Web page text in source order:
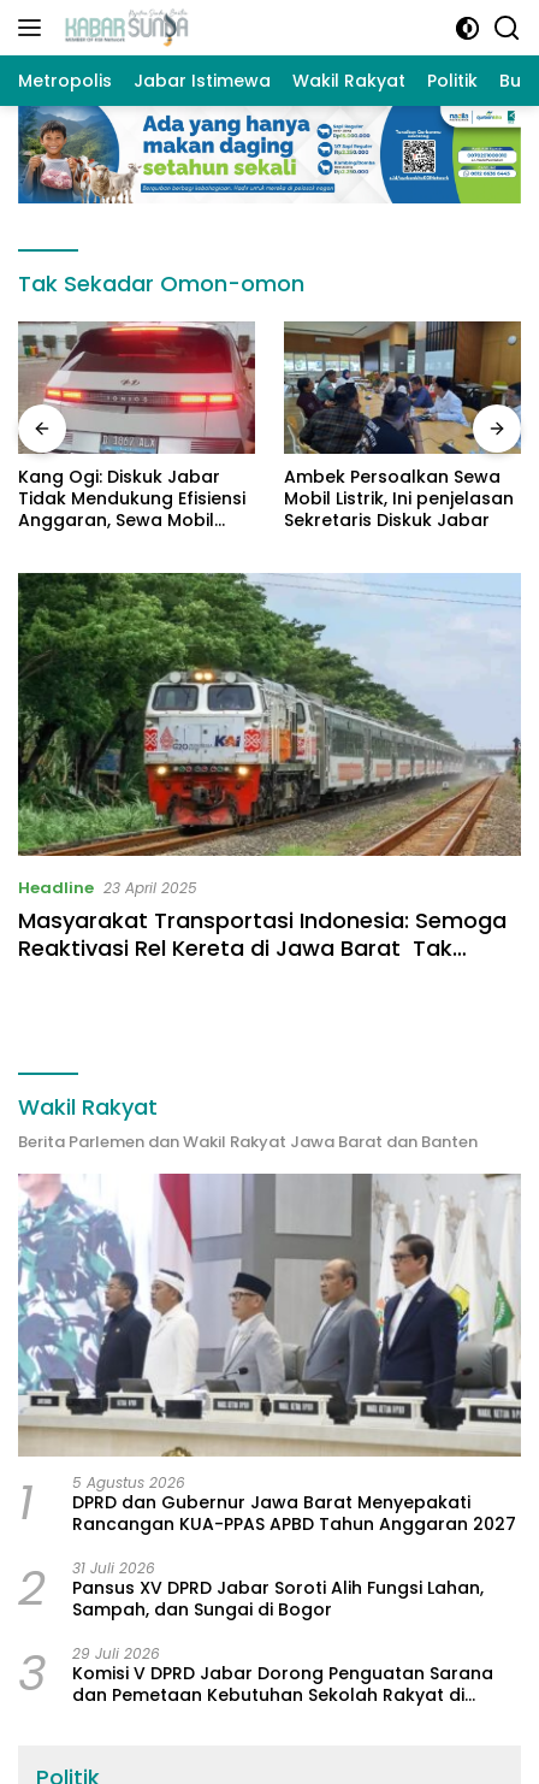
Langsung
Metropolis Jabar Istimewa Wakil Rakyat Politik
Tak Sekadar Omon-omon
Kang Ogi: Diskuk Jabar
Tidak Mendukung Efisiensi
Anggaran, Sewa Mobil
Ambek Persoalkan Sewa
Mobil Listrik, Ini penjelasan
Sekretaris Diskuk Jabar
Headline 23 April 2025
Masyarakat Transportasi Indonesia: Semoga
Reaktivasi Rel Kereta di Jawa Barat Tak
Wakil Rakyat
Berita Parlemen dan Wakil Rakyat Jawa Barat dan Banten
1 5 Agustus 2026
DPRD dan Gubernur Jawa Barat Menyepakati
Rancangan KUA-PPAS APBD Tahun Anggaran 2027
2 31 Juli 2026
Pansus XV DPRD Jabar Soroti Alih Fungsi Lahan,
Sampah, dan Sungai di Bogor
3 29 Juli 2026
Komisi V DPRD Jabar Dorong Penguatan Sarana
dan Pemetaan Kebutuhan Sekolah Rakyat di
Politik